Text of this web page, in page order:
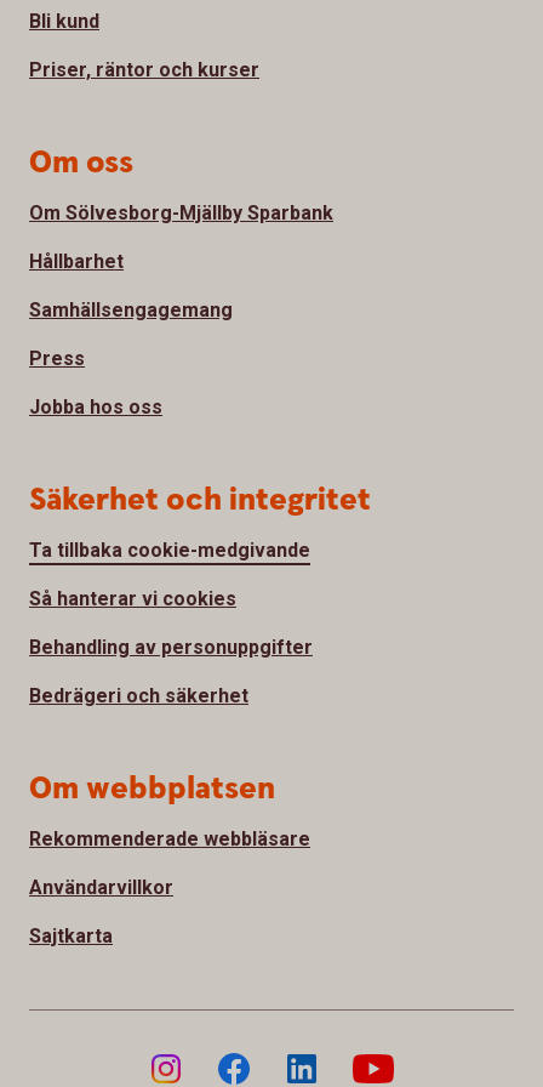
Bli kund
Priser, räntor och kurser
Om oss
Om Sölvesborg-Mjällby Sparbank
Hållbarhet
Samhällsengagemang
Press
Jobba hos oss
Säkerhet och integritet
Ta tillbaka cookie-medgivande
Så hanterar vi cookies
Behandling av personuppgifter
Bedrägeri och säkerhet
Om webbplatsen
Rekommenderade webbläsare
Användarvillkor
Sajtkarta